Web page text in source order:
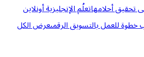
تحقيق أحلامهاتعلُم الإنجليزية أونلاين
خطوة للعمل بالتسويق الرقمىعرض الكل